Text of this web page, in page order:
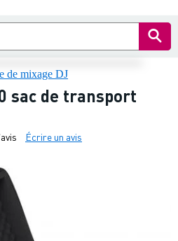
de mixage DJ
sac de transport
Écrire un avis